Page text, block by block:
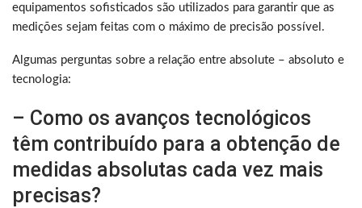
equipamentos sofisticados são utilizados para garantir que as
medições sejam feitas com o máximo de precisão possível.
Algumas perguntas sobre a relação entre absolute – absoluto e
tecnologia:
– Como os avanços tecnológicos
têm contribuído para a obtenção de
medidas absolutas cada vez mais
precisas?